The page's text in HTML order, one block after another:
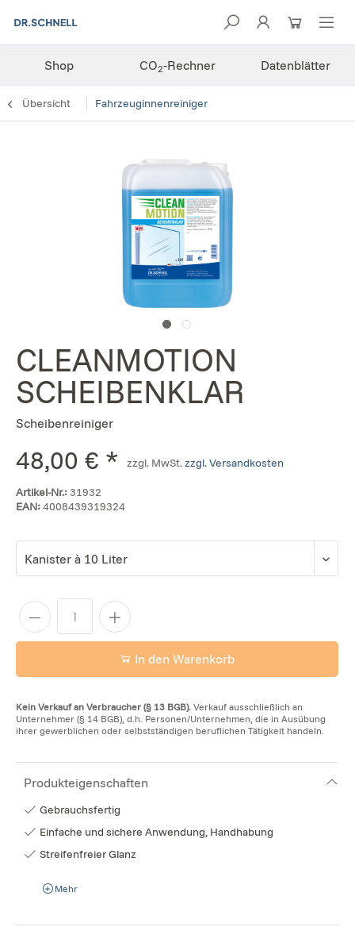
Shop CO2-Rechner Datenblätter
Übersicht Fahrzeuginnenreiniger
CLEANMOTION
SCHEIBENKLAR
Scheibenreiniger
48,00 € * zzgl. MwSt.zzgl. Versandkosten
Artikel-Nr.:31932
EAN:4008439319324
In den Warenkorb
Kein Verkauf an Verbraucher (§ 13 BGB). Verkauf ausschließlich an
Unternehmer (§ 14 BGB), d.h. Personen/Unternehmen, die in Ausübung
ihrer gewerblichen oder selbstständigen beruflichen Tätigkeit handeln.
Produkteigenschaften
Gebrauchsfertig
Einfache und sichere Anwendung, Handhabung
Streifenfreier Glanz
Mehr